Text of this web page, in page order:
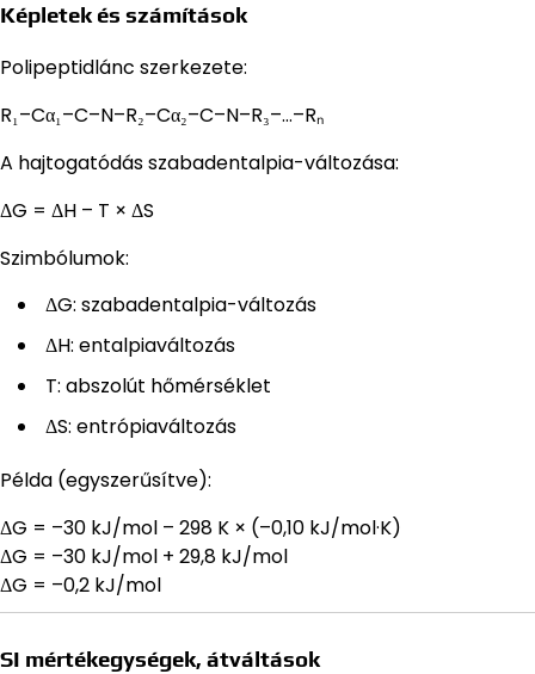
Képletek és számítások
Polipeptidlánc szerkezete:
R₁–Cα₁–C–N–R₂–Cα₂–C–N–R₃–…–Rₙ
A hajtogatódás szabadentalpia-változása:
ΔG = ΔH – T × ΔS
Szimbólumok:
ΔG: szabadentalpia-változás
ΔH: entalpiaváltozás
T: abszolút hőmérséklet
ΔS: entrópiaváltozás
Példa (egyszerűsítve):
ΔG = –30 kJ/mol – 298 K × (–0,10 kJ/mol·K)
ΔG = –30 kJ/mol + 29,8 kJ/mol
ΔG = –0,2 kJ/mol
SI mértékegységek, átváltások